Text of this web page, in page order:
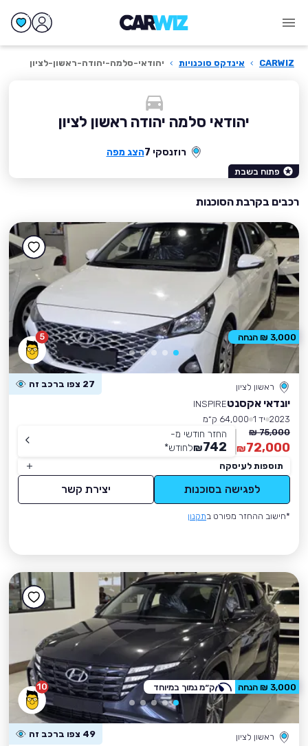
CARWIZ
› אינדקס סוכנויות › יהודאי-סלמה-יהודה-ראשון-לציון
יהודאי סלמה יהודה ראשון לציון
רוזנסקי 7 הצג מפה
פתוח בשבת
רכבים בקרבת הסוכנות
5
ראשון לציון 27 צפו ברכב זה
יונדאי אקסנטINSPIRE
2023 יד 1
64,000 ק״מ
75,000 ₪
72,000
₪
החזר חודשי מ-
742
₪לחודש*
תוספות לעיסקה
לפגישה בסוכנות יצירת קשר
*חישוב ההחזר מפורט בתקנון
3,000 ₪ הנחה
10
ראשון לציון 49 צפו ברכב זה
3,000 ₪ הנחה ק״מ נמוך במיוחד